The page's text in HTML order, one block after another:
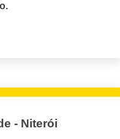
- Niterói